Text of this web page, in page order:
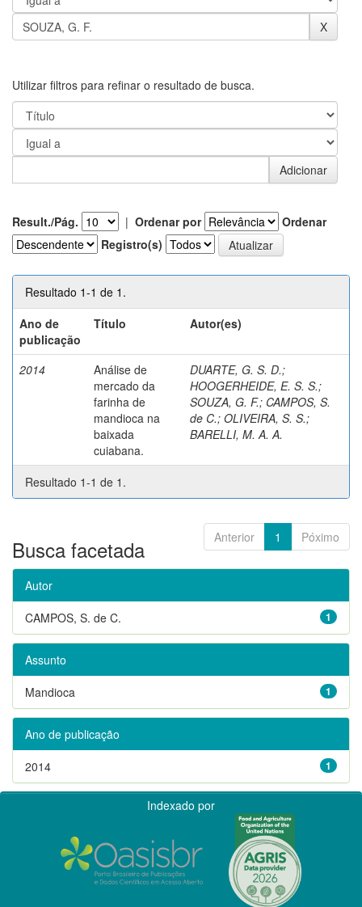
Utilizar filtros para refinar o resultado de busca.
Result./Pág. | Ordenar por
Ordenar
Registro(s)
Resultado 1-1 de 1.
Ano de
publicação
Título Autor(es)
2014
Análise de
mercado da
farinha de
mandioca na
baixada
cuiabana.
DUARTE, G. S. D.;
HOOGERHEIDE, E. S. S.;
SOUZA, G. F.; CAMPOS, S.
de C.; OLIVEIRA, S. S.;
BARELLI, M. A. A.
Resultado 1-1 de 1.
Anterior 1 Póximo
Busca facetada
Autor
1
CAMPOS, S. de C.
Assunto
1
Mandioca
Ano de publicação
1
2014
Indexado por